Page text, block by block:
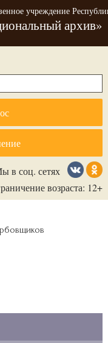
учреждение
архив»
в соц. сетях
возраста: 12+